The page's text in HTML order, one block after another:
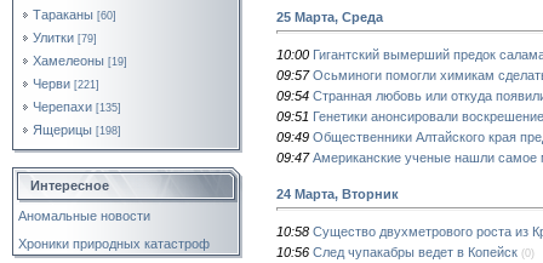
Тараканы [60]
Улитки [79]
Хамелеоны [19]
Черви [221]
Черепахи [135]
Ящерицы [198]
Интересное
Аномальные новости
Хроники природных катастроф
25 Марта, Среда
10:00 Гигантский вымерший предок
09:57 Осьминоги помогли химикам
09:54 Странная любовь или откуда
09:51 Генетики анонсировали
09:49 Общественники Алтайского края
09:47 Американские ученые нашли самое
24 Марта, Вторник
10:58 Существо двухметрового роста из
10:56 След чупакабры ведет в Копейск (0)